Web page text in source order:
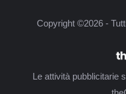
Copyright ©2026 -
Le attività pubblicitarie